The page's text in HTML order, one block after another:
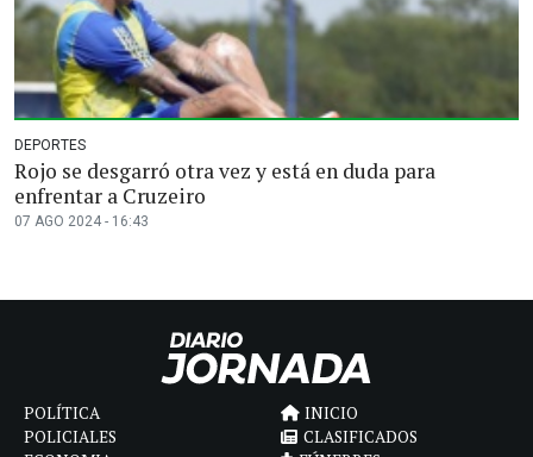
DEPORTES
Rojo se desgarró otra vez y está en duda para
enfrentar a Cruzeiro
07 AGO 2024 - 16:43
POLÍTICA
POLICIALES
INICIO
CLASIFICADOS